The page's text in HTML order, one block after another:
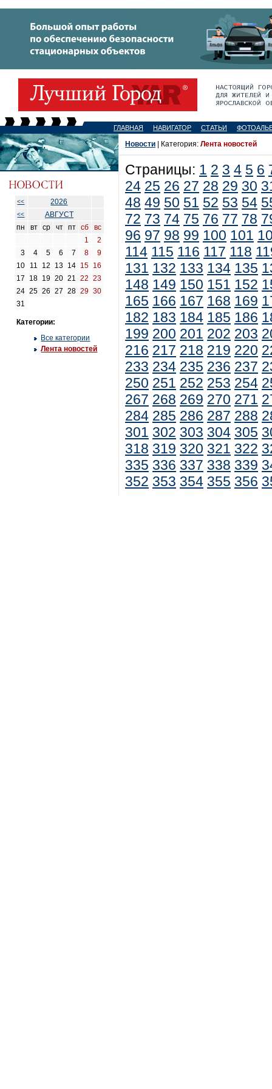
ГЛАВНАЯ НАВИГАТОР СТАТЬИ
<< 2026
<<
АВГУСТ
пн
вт ср чт пт сб
вс
1
2
3
4 5 6 7 8
9
10
11 12 13 14 15 16
17
18 19 20 21 22
23
24 25 26 27 28 29 30
31
Категории:
Все категории
Лента новостей
Новости | Категория: Лента новостей
Страницы: 1 2 3 4 5 6
24 25 26 27 28 29 30
48 49 50 51 52 53 54
72 73 74 75 76 77 78
96 97 98 99 100 101
114 115 116 117 118
131 132 133 134 135
148 149 150 151 152
165 166 167 168 169
182 183 184 185 186
199 200 201 202 203
216 217 218 219 220
233 234 235 236 237
250 251 252 253 254
267 268 269 270 271
284 285 286 287 288
301 302 303 304 305
318 319 320 321 322
335 336 337 338 339
352 353 354 355 356